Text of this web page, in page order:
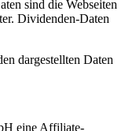
sind die Webseiten
Dividenden-Daten
dargestellten Daten
eine Affiliate-